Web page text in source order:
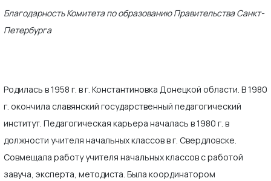
Благодарность Комитета по образованию Правительства Санкт-
Петербурга
Родилась в 1958 г. в г. Константиновка Донецкой области. В 1980
г. окончила славянский государственный педагогический
институт. Педагогическая карьера началась в 1980 г. в
должности учителя начальных классов в г. Свердловске.
Совмещала работу учителя начальных классов с работой
завуча, эксперта, методиста. Была координатором